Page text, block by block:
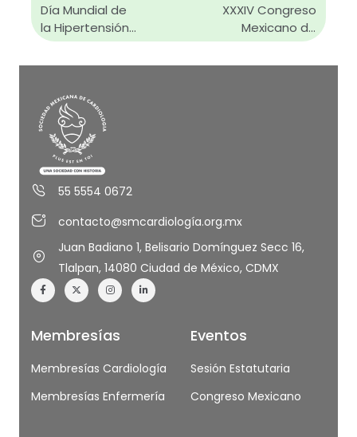
Día Mundial de
la Hipertensión
Arterial
Sistémica
XXXIV Congreso
Mexicano de
Cardiología
55 5554 0672
contacto@smcardiología.org.mx
Juan Badiano 1, Belisario Domínguez Secc 16,
Tlalpan, 14080 Ciudad de México, CDMX
Membresías
Membresías Cardiología
Membresías Enfermería
Eventos
Sesión Estatutaria
Congreso Mexicano